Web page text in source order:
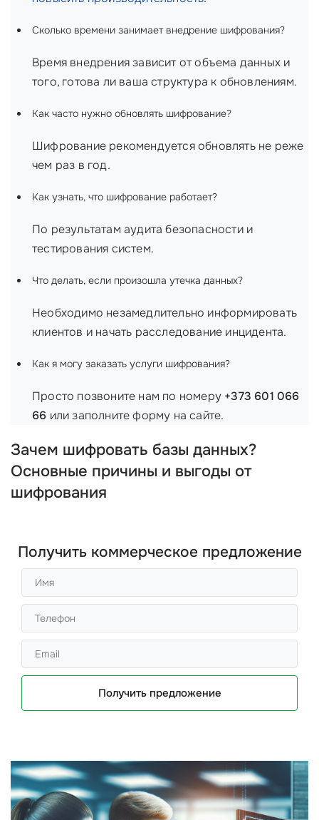
Сколько времени занимает внедрение шифрования?
Время внедрения зависит от объема данных и
того, готова ли ваша структура к обновлениям.
Как часто нужно обновлять шифрование?
Шифрование рекомендуется обновлять не реже
чем раз в год.
Как узнать, что шифрование работает?
По результатам аудита безопасности и
тестирования систем.
Что делать, если произошла утечка данных?
Необходимо незамедлительно информировать
клиентов и начать расследование инцидента.
Как я могу заказать услуги шифрования?
Просто позвоните нам по номеру +373 601 066
66 или заполните форму на сайте.
Зачем шифровать базы данных?
Основные причины и выгоды от
шифрования
Получить коммерческое предложение
Получить предложение